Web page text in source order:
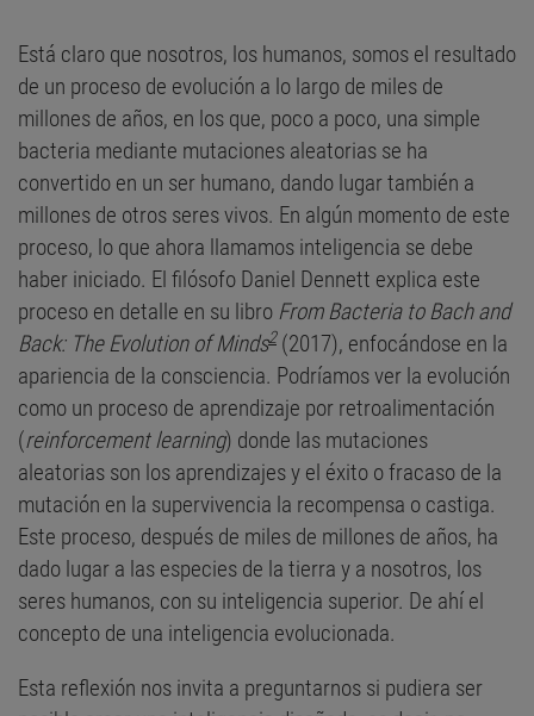
Está claro que nosotros, los humanos, somos el resultado
de un proceso de evolución a lo largo de miles de
millones de años, en los que, poco a poco, una simple
bacteria mediante mutaciones aleatorias se ha
convertido en un ser humano, dando lugar también a
millones de otros seres vivos. En algún momento de este
proceso, lo que ahora llamamos inteligencia se debe
haber iniciado. El filósofo Daniel Dennett explica este
proceso en detalle en su libro From Bacteria to Bach and
Back: The Evolution of Minds2(2017), enfocándose en la
apariencia de la consciencia. Podríamos ver la evolución
como un proceso de aprendizaje por retroalimentación
(reinforcement learning) donde las mutaciones
aleatorias son los aprendizajes y el éxito o fracaso de la
mutación en la supervivencia la recompensa o castiga.
Este proceso, después de miles de millones de años, ha
dado lugar a las especies de la tierra y a nosotros, los
seres humanos, con su inteligencia superior. De ahí el
concepto de una inteligencia evolucionada.
Esta reflexión nos invita a preguntarnos si pudiera ser